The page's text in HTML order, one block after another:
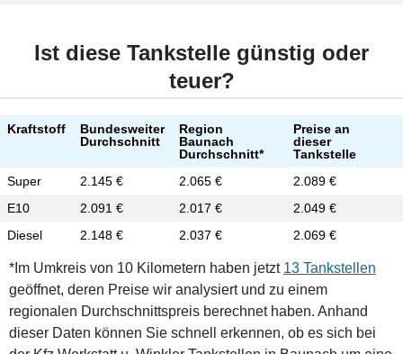
Ist diese Tankstelle günstig oder
teuer?
Kraftstoff
Bundesweiter
Durchschnitt
Region
Baunach
Durchschnitt*
Preise an
dieser
Tankstelle
Super
2.145 € 2.065 €
2.089 €
E10
2.091 € 2.017 €
2.049 €
Diesel
2.148 € 2.037 € 2.069 €
*Im Umkreis von 10 Kilometern haben jetzt 13 Tankstellen
geöffnet, deren Preise wir analysiert und zu einem
regionalen Durchschnittspreis berechnet haben. Anhand
dieser Daten können Sie schnell erkennen, ob es sich bei